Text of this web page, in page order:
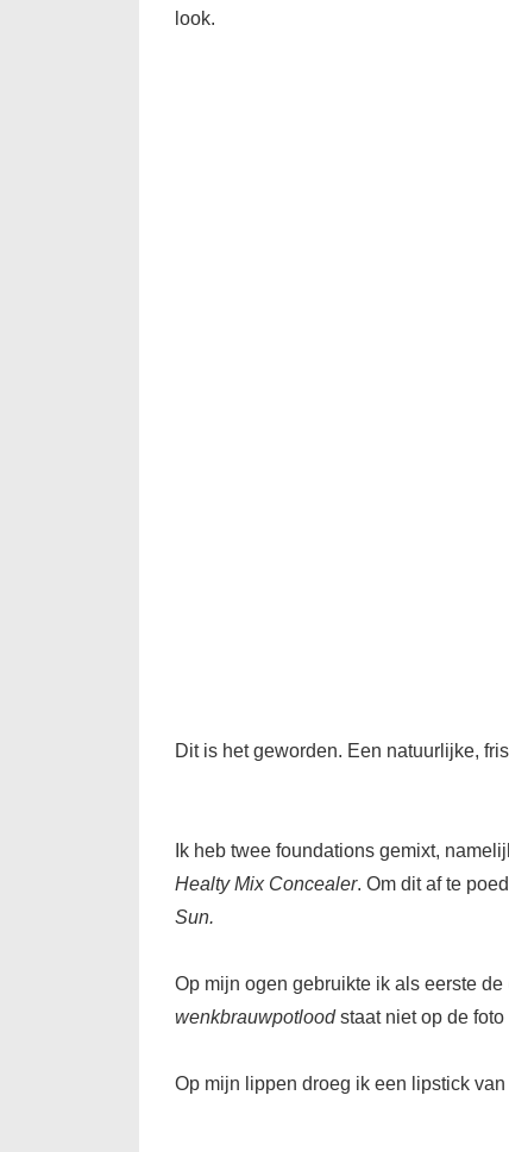
look.
Dit is het geworden. Een natuurlijke,
Ik heb twee foundations gemixt,
Healty Mix Concealer. Om dit af te
Sun.
Op mijn ogen gebruikte ik als eerste de
wenkbrauwpotloodstaat niet op de foto
Op mijn lippen droeg ik een lipstick van